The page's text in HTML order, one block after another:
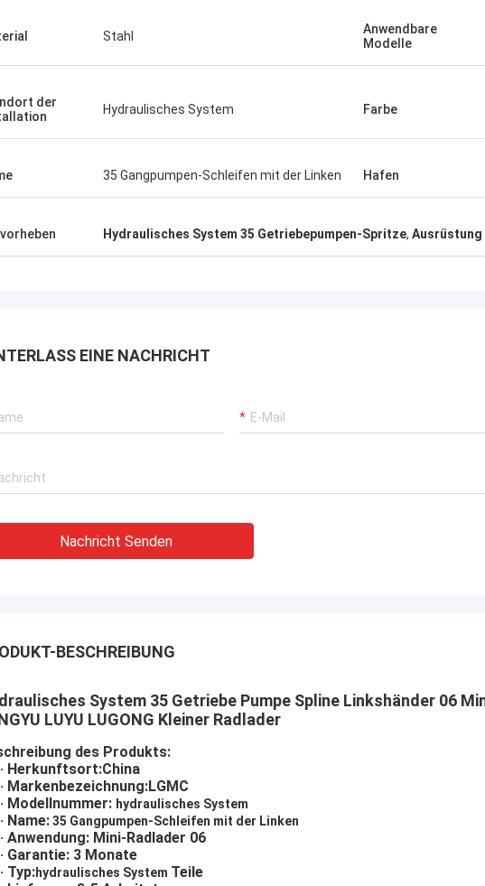
Stahl
Anwendbare
Modelle
der
Hydraulisches System Farbe
35 Gangpumpen-Schleifen mit der Linken Hafen
Hydraulisches System 35 Getriebepumpen-Spritze, Ausrüstung
EINE NACHRICHT
Nachricht Senden
BESCHREIBUNG
System 35 Getriebe Pumpe Spline Linkshänder 06
LUYU LUGONG Kleiner Radlader
des Produkts:
· Herkunftsort:China
· Markenbezeichnung:LGMC
· Modellnummer: hydraulisches System
· Name:35 Gangpumpen-Schleifen mit der Linken
· Anwendung: Mini-Radlader 06
· Garantie: 3 Monate
· Typ:hydraulisches System Teile